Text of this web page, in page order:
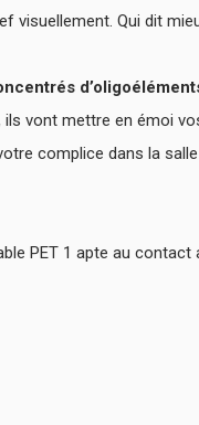
visuellement. Qui dit
vont mettre en émoi
complice dans la
PET 1 apte au